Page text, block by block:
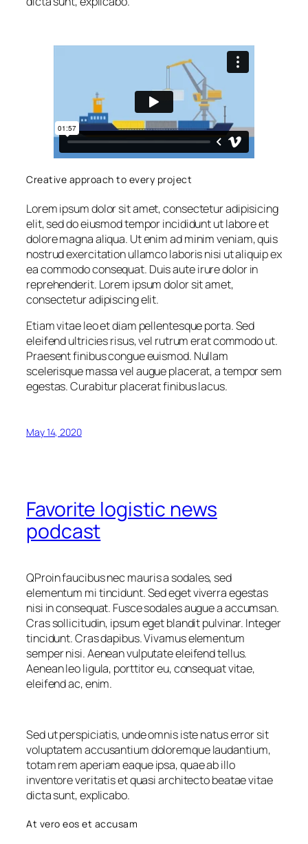
Creative approach to every project
Lorem ipsum dolor sit amet, consectetur adipisicing
elit, sed do eiusmod tempor incididunt ut labore et
dolore magna aliqua. Ut enim ad minim veniam, quis
nostrud exercitation ullamco laboris nisi ut aliquip ex
ea commodo consequat. Duis aute irure dolor in
reprehenderit. Lorem ipsum dolor sit amet,
consectetur adipiscing elit.
Etiam vitae leo et diam pellentesque porta. Sed
eleifend ultricies risus, vel rutrum erat commodo ut.
Praesent finibus congue euismod. Nullam
scelerisque massa vel augue placerat, a tempor sem
egestas. Curabitur placerat finibus lacus.
May 14, 2020
Favorite logistic news
podcast
QProin faucibus nec mauris a sodales, sed
elementum mi tincidunt. Sed eget viverra egestas
nisi in consequat. Fusce sodales augue a accumsan.
Cras sollicitudin, ipsum eget blandit pulvinar. Integer
tincidunt. Cras dapibus. Vivamus elementum
semper nisi. Aenean vulputate eleifend tellus.
Aenean leo ligula, porttitor eu, consequat vitae,
eleifend ac, enim.
Sed ut perspiciatis, unde omnis iste natus error sit
voluptatem accusantium doloremque laudantium,
totam rem aperiam eaque ipsa, quae ab illo
inventore veritatis et quasi architecto beatae vitae
dicta sunt, explicabo.
At vero eos et accusam